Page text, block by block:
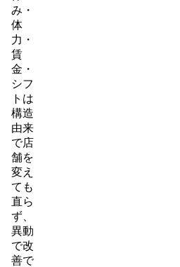
み・
体
力・
賃
金・
シフ
トは
構造
由来
で店
舗を
変え
ても
直ら
ず、
異動
で改
善で